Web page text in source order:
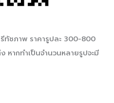
ทัชภาพ ราคารูปละ 300-800
หากทำเป็นจำนวนหลายรูปจะมี